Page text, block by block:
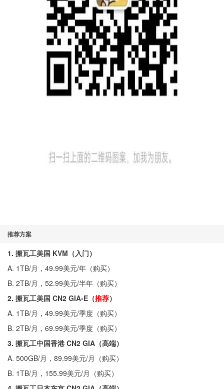
推荐方案
1. 搬瓦工美国 KVM（入门）
A. 1TB/月，49.99美元/年（购买）
B. 2TB/月，52.99美元/半年（购买）
2. 搬瓦工美国 CN2 GIA-E（推荐）
A. 1TB/月，49.99美元/季度（购买）
B. 2TB/月，69.99美元/季度（购买）
3. 搬瓦工中国香港 CN2 GIA（高端）
A. 500GB/月，89.99美元/月（购买）
B. 1TB/月，155.99美元/月（购买）